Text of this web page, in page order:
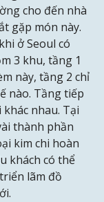
cho đến nhà
gặp món này.
ở Seoul có
3 khu, tầng 1
này, tầng 2 chỉ
nào. Tầng tiếp
nhau. Tại
thành phần
kim chi hoàn
khách có thể
lãm đồ